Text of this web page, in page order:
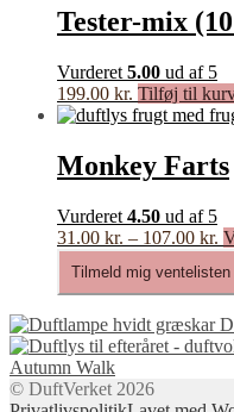
Tester-mix
Vurderet 5.00 ud af 5
199.00 kr. Tilføj til
Monkey Farts
Vurderet 4.50 ud af 5
31.00 kr. – 107.00 kr.
til
Tilmeld mig ventelisten
Autumn Walk
© DuftVerket 2026